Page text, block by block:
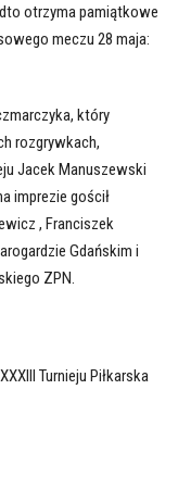
otrzyma pamiątkowe
meczu 28 maja:
który
rozgrywkach,
Jacek Manuszewski
imprezie gościł
, Franciszek
Gdańskim i
ZPN.
Turnieju Piłkarska